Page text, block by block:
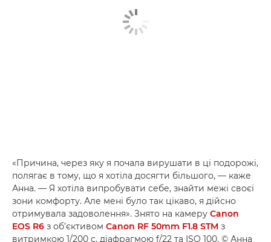
«Причина, через яку я почала вирушати в ці подорожі,
полягає в тому, що я хотіла досягти більшого, — каже
Анна. — Я хотіла випробувати себе, знайти межі своєї
зони комфорту. Але мені було так цікаво, я дійсно
отримувала задоволення». Знято на камеру Canon
EOS R6 з об’єктивом Canon RF 50mm F1.8 STM з
витримкою 1/200 с, діафрагмою f/22 та ISO 100. © Анна